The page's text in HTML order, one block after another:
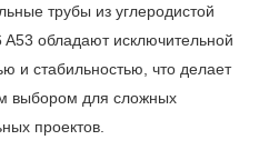
трубы из углеродистой
A53 обладают исключительной
и стабильностью, что делает
выбором для сложных
проектов.